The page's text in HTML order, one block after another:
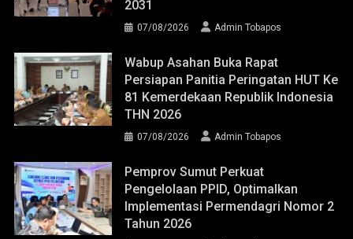
2031
07/08/2026 Admin Tobapos
Wabup Asahan Buka Rapat
Persiapan Panitia Peringatan HUT Ke
81 Kemerdekaan Republik Indonesia
THN 2026
07/08/2026 Admin Tobapos
Pemprov Sumut Perkuat
Pengelolaan PPID, Optimalkan
Implementasi Permendagri Nomor 2
Tahun 2026